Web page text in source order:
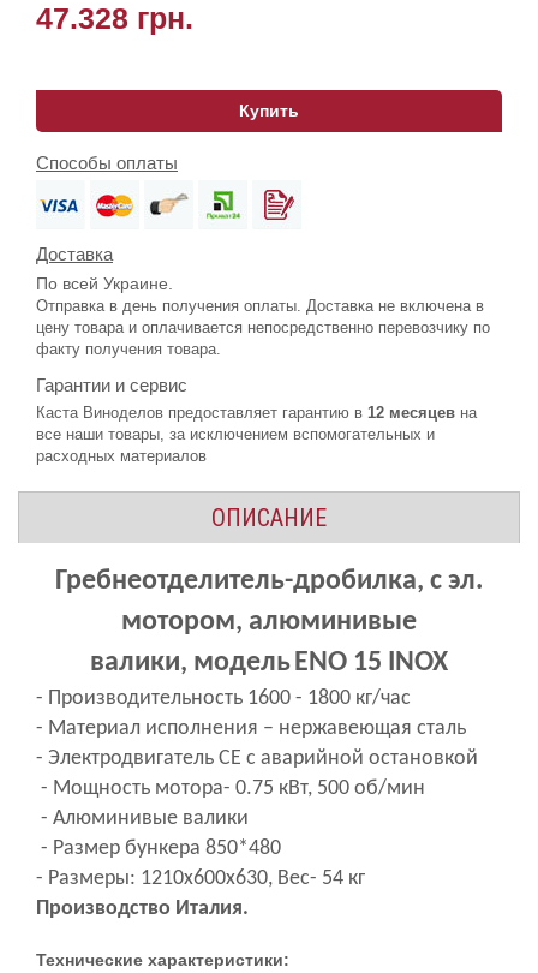
47.328 грн.
Купить
Способы оплаты
Доставка
По всей Украине.
Отправка в день получения оплаты. Доставка не включена в
цену товара и оплачивается непосредственно перевозчику по
факту получения товара.
Гарантии и сервис
Каста Виноделов предоставляет гарантию в 12 месяцев на
все наши товары, за исключением вспомогательных и
расходных материалов
ОПИСАНИЕ
Гребнеотделитель-дробилка, с эл.
мотором, алюминивые
валики, модельENO 15 INOX
- Производительность 1600 - 1800 кг/час
- Материал исполнения – нержавеющая сталь
- Электродвигатель СЕ с аварийной остановкой
- Мощность мотора- 0.75 кВт, 500 об/мин
- Алюминивые валики
- Размер бункера 850*480
- Размеры: 1210x600x630, Вес- 54 кг
Производство Италия.
Технические характеристики: